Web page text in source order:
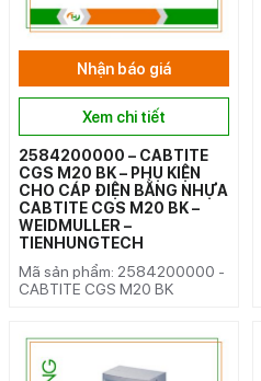
Nhận báo giá
Xem chi tiết
2584200000 – CABTITE
CGS M20 BK – PHỤ KIỆN
CHO CÁP ĐIỆN BẰNG NHỰA
CABTITE CGS M20 BK –
WEIDMULLER –
TIENHUNGTECH
Mã sản phẩm: 2584200000 -
CABTITE CGS M20 BK